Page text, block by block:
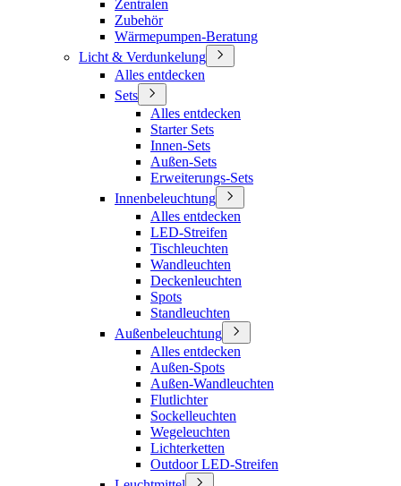
Zentralen
Zubehör
Wärmepumpen-Beratung
Licht & Verdunkelung
Alles entdecken
Sets
Alles entdecken
Starter Sets
Innen-Sets
Außen-Sets
Erweiterungs-Sets
Innenbeleuchtung
Alles entdecken
LED-Streifen
Tischleuchten
Wandleuchten
Deckenleuchten
Spots
Standleuchten
Außenbeleuchtung
Alles entdecken
Außen-Spots
Außen-Wandleuchten
Flutlichter
Sockelleuchten
Wegeleuchten
Lichterketten
Outdoor LED-Streifen